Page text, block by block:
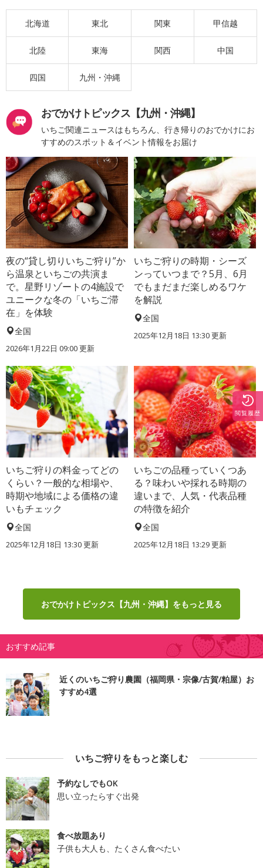
北海道 東北 関東 甲信越
北陸 東海 関西 中国
四国 九州・沖縄
おでかけトピックス【九州・沖縄】
いちご関連ニュースはもちろん、行き帰りのおでかけにお
すすめのスポット＆イベント情報をお届け
夜の“貸し切りいちご狩り”か
ら温泉といちごの共演ま
で。星野リゾートの4施設で
ユニークな冬の「いちご滞
在」を体験
全国
2026年1月22日 09:00 更新
いちご狩りの時期・シーズ
ンっていつまで？5月、6月
でもまだまだ楽しめるワケ
を解説
全国
2025年12月18日 13:30 更新
いちご狩りの料金ってどの
くらい？一般的な相場や、
時期や地域による価格の違
いもチェック
全国
2025年12月18日 13:30 更新
いちごの品種っていくつあ
る？味わいや採れる時期の
違いまで、人気・代表品種
の特徴を紹介
全国
2025年12月18日 13:29 更新
おでかけトピックス【九州・沖縄】をもっと見る
おすすめ記事
近くのいちご狩り農園（福岡県・宗像/古賀/粕屋）お
すすめ4選
いちご狩りをもっと楽しむ
予約なしでもOK
思い立ったらすぐ出発
食べ放題あり
子供も大人も、たくさん食べたい
閲覧履歴